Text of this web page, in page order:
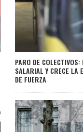
PARO DE
SALARIAL Y CRECE LA
DE FUERZA